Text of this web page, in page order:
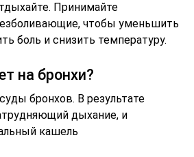
Принимайте
чтобы уменьшить
боль и снизить температуру.
на бронхи?
бронхов. В результате
дыхание, и
кашель